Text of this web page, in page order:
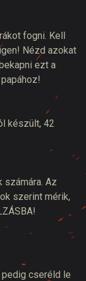
fogni. Kell
Nézd azokat
ezt a
készült, 42
Az
szerint mérik,
cseréld le